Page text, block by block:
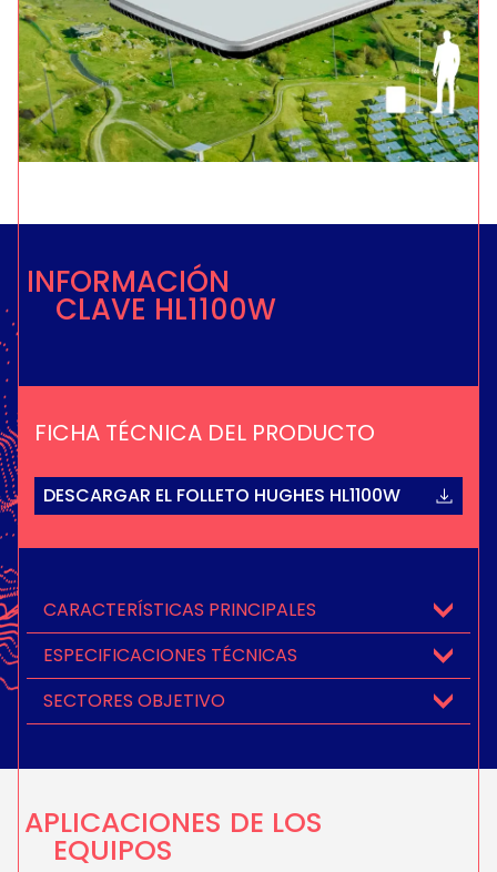
INFORMACIÓN
CLAVE HL1100W
CARACTERÍSTICAS PRINCIPALES
ESPECIFICACIONES TÉCNICAS
SECTORES OBJETIVO
FICHA TÉCNICA DEL PRODUCTO
DESCARGAR EL FOLLETO HUGHES HL1100W
APLICACIONES DE LOS
EQUIPOS